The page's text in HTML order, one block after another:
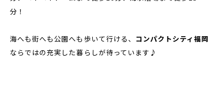
分！
海へも街へも公園へも歩いて行ける、 コンパクトシティ福岡
ならではの充実した暮らしが待っています♪